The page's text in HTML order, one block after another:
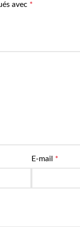
avec *
E-mail *